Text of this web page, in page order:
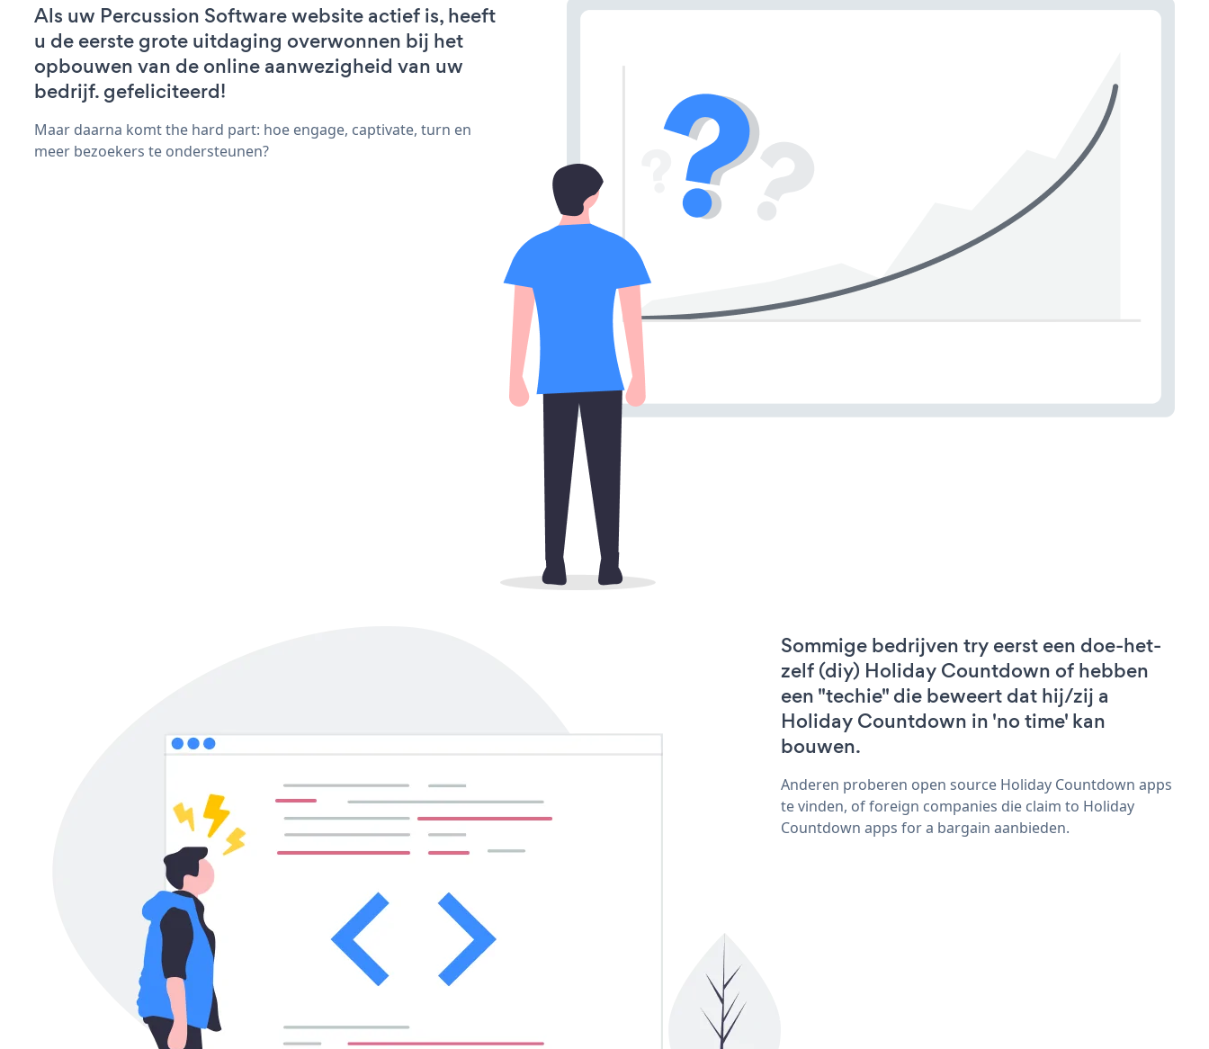
Als uw Percussion Software website actief is, heeft
u de eerste grote uitdaging overwonnen bij het
opbouwen van de online aanwezigheid van uw
bedrijf. gefeliciteerd!
Maar daarna komt the hard part: hoe engage, captivate, turn en
meer bezoekers te ondersteunen?
Sommige bedrijven try eerst een doe-het-
zelf (diy) Holiday Countdown of hebben
een "techie" die beweert dat hij/zij a
Holiday Countdown in 'no time' kan
bouwen.
Anderen proberen open source Holiday Countdown apps
te vinden, of foreign companies die claim to Holiday
Countdown apps for a bargain aanbieden.